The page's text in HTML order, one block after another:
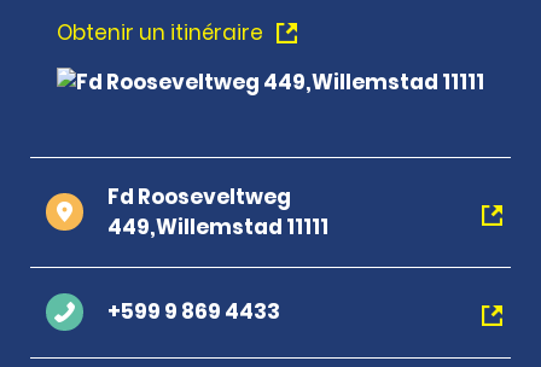
Obtenir un itinéraire
Fd Rooseveltweg
449,Willemstad 11111
+599 9 869 4433